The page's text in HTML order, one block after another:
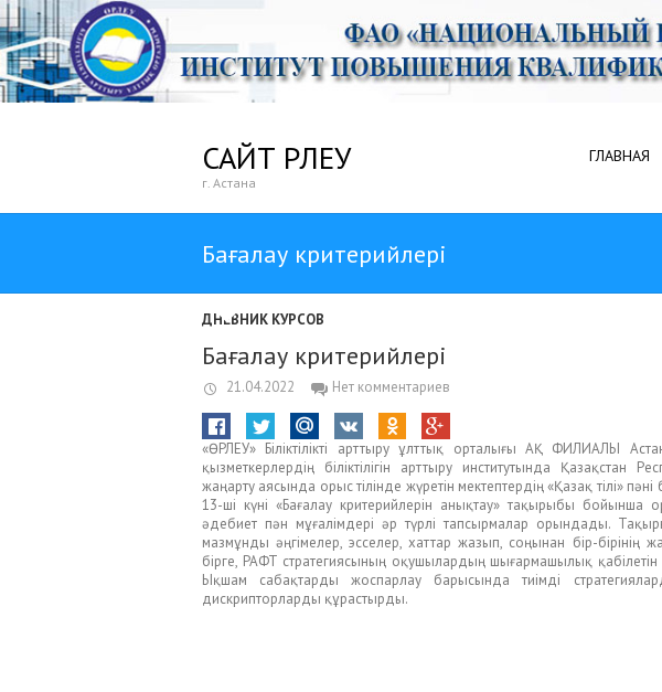
САЙТ ӨРЛЕУ
г. Астана
ГЛАВНАЯ
Бағалау критерийлері
ДНЕВНИК КУРСОВ
Бағалау критерийлері
21.04.2022 Нет комментариев
«ӨРЛЕУ» Біліктілікті арттыру ұлттық орталығы АҚ ФИЛИАЛЫ
қызметкерлердің біліктілігін арттыру институтында Қазақстан
жаңарту аясында орыс тілінде жүретін мектептердің «Қазақ тілі» пәні
13-ші күні «Бағалау критерийлерін анықтау» тақырыбы бойынша
әдебиет пән мұғалімдері әр түрлі тапсырмалар орындады.
мазмұнды әңгімелер, эсселер, хаттар жазып, соңынан бір-бірінің
бірге, РАФТ стратегиясының оқушылардың шығармашылық
Ықшам сабақтарды жоспарлау барысында тиімді
дискрипторларды құрастырды.